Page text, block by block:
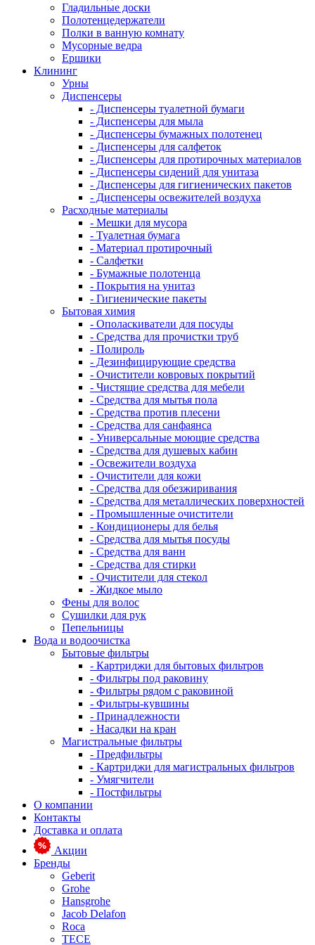
Гладильные доски
Полотенцедержатели
Полки в ванную комнату
Мусорные ведра
Ершики
Клининг
Урны
Диспенсеры
- Диспенсеры туалетной бумаги
- Диспенсеры для мыла
- Диспенсеры бумажных полотенец
- Диспенсеры для салфеток
- Диспенсеры для протирочных материалов
- Диспенсеры сидений для унитаза
- Диспенсеры для гигиенических пакетов
- Диспенсеры освежителей воздуха
Расходные материалы
- Мешки для мусора
- Туалетная бумага
- Материал протирочный
- Салфетки
- Бумажные полотенца
- Покрытия на унитаз
- Гигиенические пакеты
Бытовая химия
- Ополаскиватели для посуды
- Средства для прочистки труб
- Полироль
- Дезинфицирующие средства
- Очистители ковровых покрытий
- Чистящие средства для мебели
- Средства для мытья пола
- Средства против плесени
- Средства для санфаянса
- Универсальные моющие средства
- Средства для душевых кабин
- Освежители воздуха
- Очистители для кожи
- Средства для обезжиривания
- Средства для металлических поверхностей
- Промышленные очистители
- Кондиционеры для белья
- Средства для мытья посуды
- Средства для ванн
- Средства для стирки
- Очистители для стекол
- Жидкое мыло
Фены для волос
Сушилки для рук
Пепельницы
Вода и водоочистка
Бытовые фильтры
- Картриджи для бытовых фильтров
- Фильтры под раковину
- Фильтры рядом с раковиной
- Фильтры-кувшины
- Принадлежности
- Насадки на кран
Магистральные фильтры
- Предфильтры
- Картриджи для магистральных фильтров
- Умягчители
- Постфильтры
О компании
Контакты
Доставка и оплата
Акции
Бренды
Geberit
Grohe
Hansgrohe
Jacob Delafon
Roca
TECE